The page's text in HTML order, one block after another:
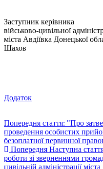
Заступник керівника
військово-цивільної
міста Авдіївка
Шахов
Додаток
Попередня стаття: "Про
проведення особистих
безоплатної первинної
Попередня Наступна
роботи зі зверненнями
цивільній адміністрації